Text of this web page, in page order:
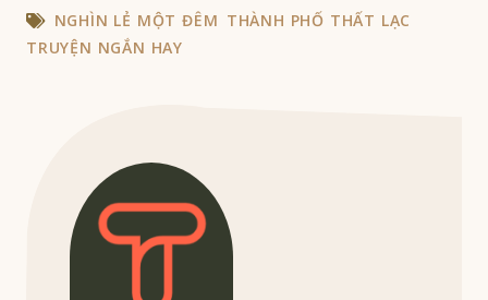
NGHÌN LẺ MỘT ĐÊM THÀNH PHỐ THẤT LẠC
TRUYỆN NGẮN HAY